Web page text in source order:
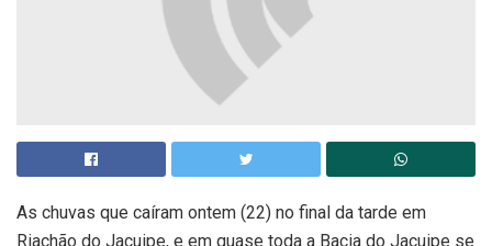
As chuvas que caíram ontem (22) no final da tarde em
Riachão do Jacuipe, e em quase toda a Bacia do Jacuipe se